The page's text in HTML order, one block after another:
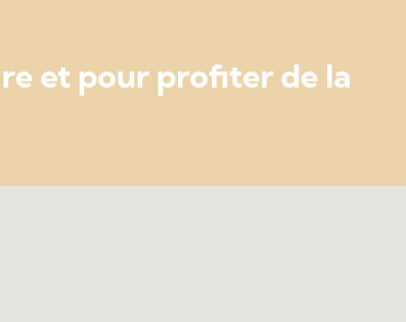
et pour profiter de la